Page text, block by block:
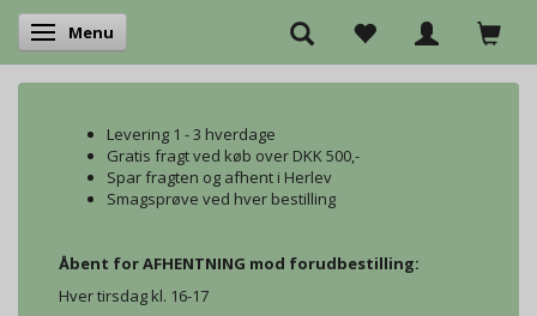
Skifte navigation
Menu
Levering 1 - 3 hverdage
Gratis fragt ved køb over DKK 500,-
Spar fragten og afhent i Herlev
Smagsprøve ved hver bestilling
Åbent for AFHENTNING mod forudbestilling:
Hver tirsdag kl. 16-17